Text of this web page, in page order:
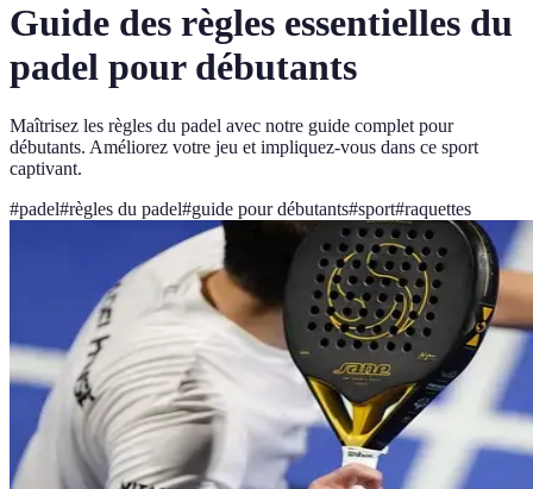
Guide des règles essentielles du
padel pour débutants
Maîtrisez les règles du padel avec notre guide complet pour
débutants. Améliorez votre jeu et impliquez-vous dans ce sport
captivant.
#padel#règles du padel#guide pour débutants#sport#raquettes